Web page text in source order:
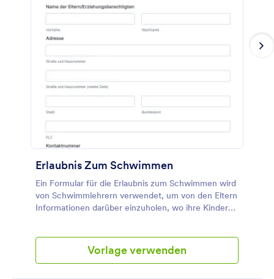
Erlaubnis Zum Schwimmen
Ein Formular für die Erlaubnis zum Schwimmen wird
von Schwimmlehrern verwendet, um von den Eltern
Informationen darüber einzuholen, wo ihre Kinder
Vorlage verwenden